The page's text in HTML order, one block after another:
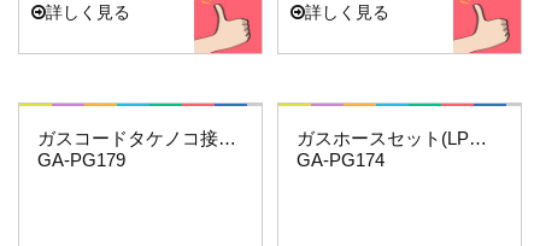
詳しく見る 詳しく見る
これエエやん
ガスコードタケノコ接続用(給気側)
GA-PG179
これエエやん
ガスホースセット(LPガス9.5ミリ用)3.5…
GA-PG174